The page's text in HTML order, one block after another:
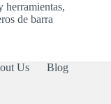
herramientas,
de barra
Us
Blog